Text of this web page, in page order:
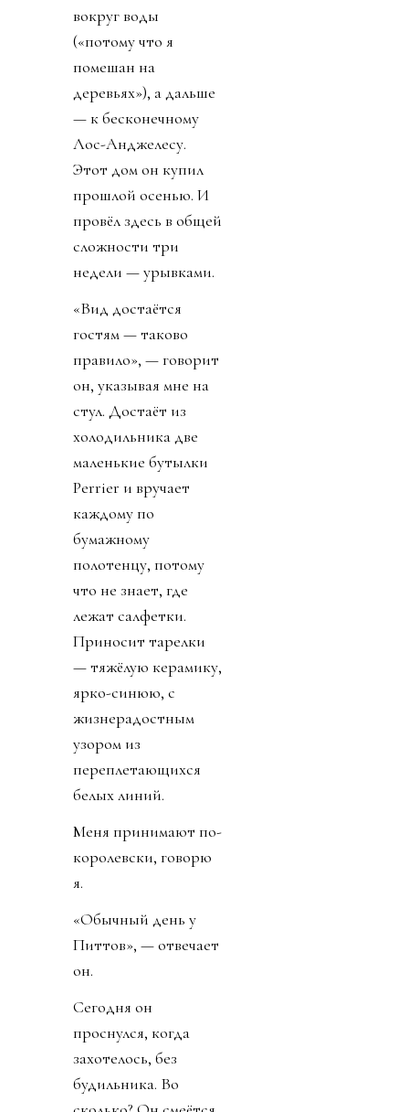
вокруг воды
(«потому что я
помешан на
деревьях»), а дальше
— к бесконечному
Лос-Анджелесу.
Этот дом он купил
прошлой осенью. И
провёл здесь в общей
сложности три
недели — урывками.
«Вид достаётся
гостям — таково
правило», — говорит
он, указывая мне на
стул. Достаёт из
холодильника две
маленькие бутылки
Perrier и вручает
каждому по
бумажному
полотенцу, потому
что не знает, где
лежат салфетки.
Приносит тарелки
— тяжёлую керамику,
ярко-синюю, с
жизнерадостным
узором из
переплетающихся
белых линий.
Меня принимают по-
королевски, говорю
я.
«Обычный день у
Питтов», — отвечает
он.
Сегодня он
проснулся, когда
захотелось, без
будильника. Во